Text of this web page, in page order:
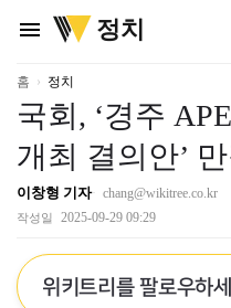
menu
위
키
정치
홈 정치
국회, ‘경주
개최 결의안’
이창형 기자 chang@wikitree.co.kr
작성일 2025-09-29 09:29
위키트리를 팔로우하